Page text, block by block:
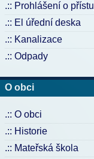
.:: Prohlášení o
.:: El úřední deska
.:: Kanalizace
.:: Odpady
O obci
.:: O obci
.:: Historie
.:: Mateřská škola